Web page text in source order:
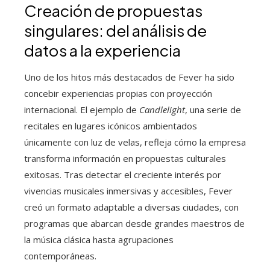
Creación de propuestas
singulares: del análisis de
datos a la experiencia
Uno de los hitos más destacados de Fever ha sido
concebir experiencias propias con proyección
internacional. El ejemplo de Candlelight, una serie de
recitales en lugares icónicos ambientados
únicamente con luz de velas, refleja cómo la empresa
transforma información en propuestas culturales
exitosas. Tras detectar el creciente interés por
vivencias musicales inmersivas y accesibles, Fever
creó un formato adaptable a diversas ciudades, con
programas que abarcan desde grandes maestros de
la música clásica hasta agrupaciones
contemporáneas.